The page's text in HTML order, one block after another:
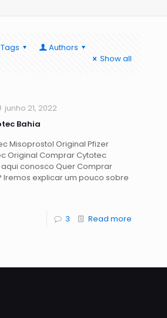
Tags
Authors
Show all
junho 21, 2022
Bahia
Misoprostol Original Pfizer
Original Comprar Cytotec
conosco Quer Comprar
Iremos explicar um pouco sobre
3 Read more